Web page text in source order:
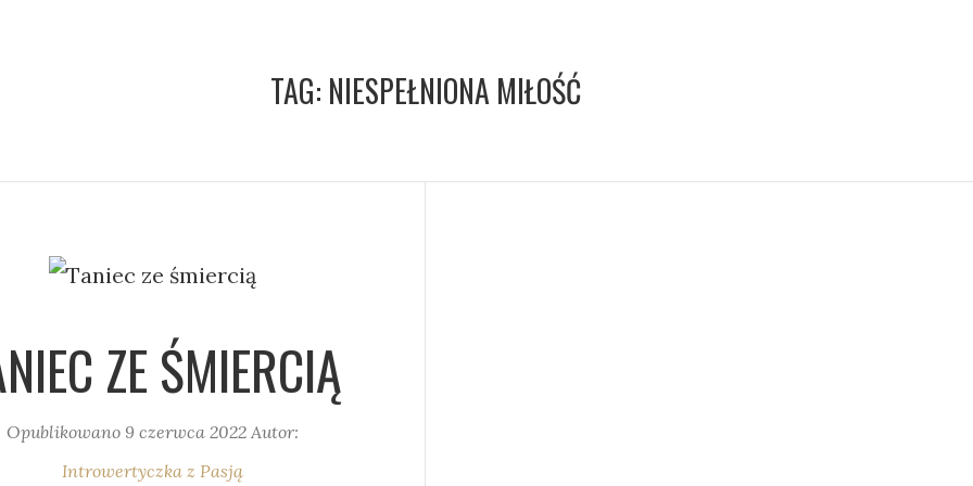
TAG: NIESPEŁNIONA MIŁOŚĆ
ZE ŚMIERCIĄ
Opublikowano 9 czerwca 2022 Autor:
Introwertyczka z Pasją